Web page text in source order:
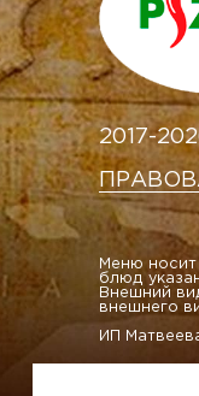
2017-
Меню
блюд
Внешний
внешнего
ИП